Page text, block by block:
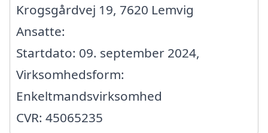
Krogsgårdvej 19, 7620 Lemvig
Ansatte:
Startdato: 09. september 2024,
Virksomhedsform:
Enkeltmandsvirksomhed
CVR: 45065235